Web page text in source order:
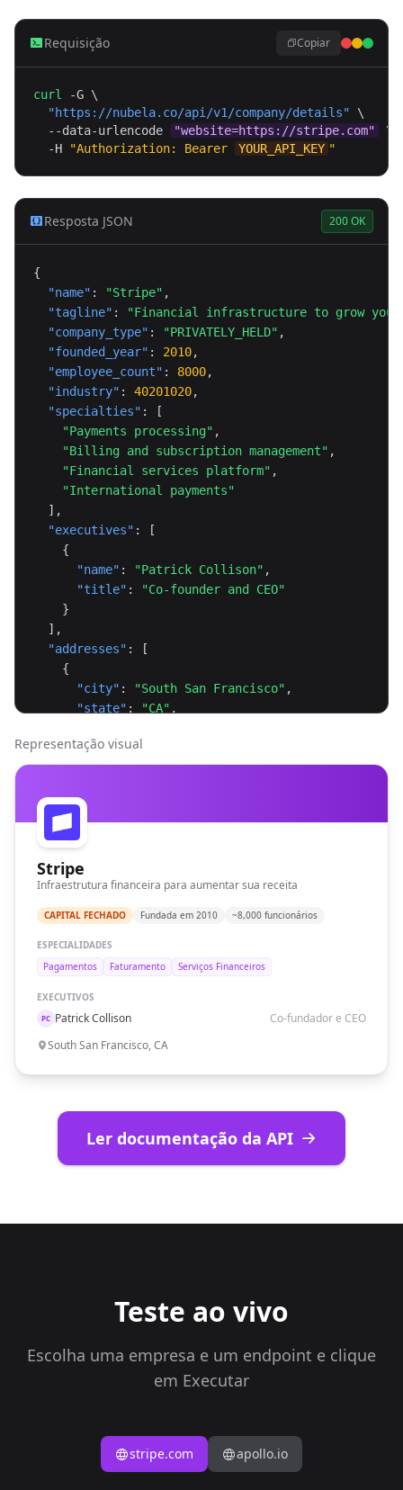
Requisição Copiar
curl
-G \
"https://nubela.co/api/v1/company/details" \
  --data-urlencode
"website=https://stripe.com"
\
  -H
"Authorization: Bearer YOUR_API_KEY "
Resposta JSON 200 OK
{
"name" : "Stripe" ,
"tagline" :
"Financial infrastructure to grow your
"company_type" : "PRIVATELY_HELD" ,
"founded_year" : 2010,
"employee_count" : 8000,
"industry" : 40201020,
"specialties" : [
"Payments processing" ,
"Billing and subscription management" ,
"Financial services platform" ,
"International payments"
  ],
"executives" : [
    {
"name" : "Patrick Collison" ,
"title" :
"Co-founder and CEO"
    }
  ],
"addresses" : [
    {
"city" : "South San Francisco" ,
"state" : "CA" ,
    }
  ],
"facebook_url"
"public_listing": null
Representação visual
Stripe
Infraestrutura financeira para aumentar sua receita
CAPITAL FECHADO Fundada em 2010 ~8,000 funcionários
ESPECIALIDADES
Pagamentos
Faturamento Serviços Financeiros
EXECUTIVOS
PC Patrick Collison
Co-fundador e CEO
South San Francisco, CA
Ler documentação da API
Teste ao vivo
Escolha uma empresa e um endpoint e clique
em Executar
stripe.com apollo.io